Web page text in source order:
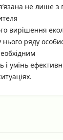
не лише з
вирішення
ряду
і умінь